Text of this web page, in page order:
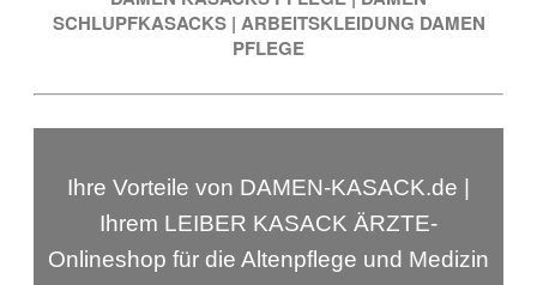
SCHLUPFKASACKS | ARBEITSKLEIDUNG DAMEN
PFLEGE
Ihre Vorteile von DAMEN-KASACK.de |
Ihrem LEIBER KASACK ÄRZTE-
Onlineshop für die Altenpflege und Medizin